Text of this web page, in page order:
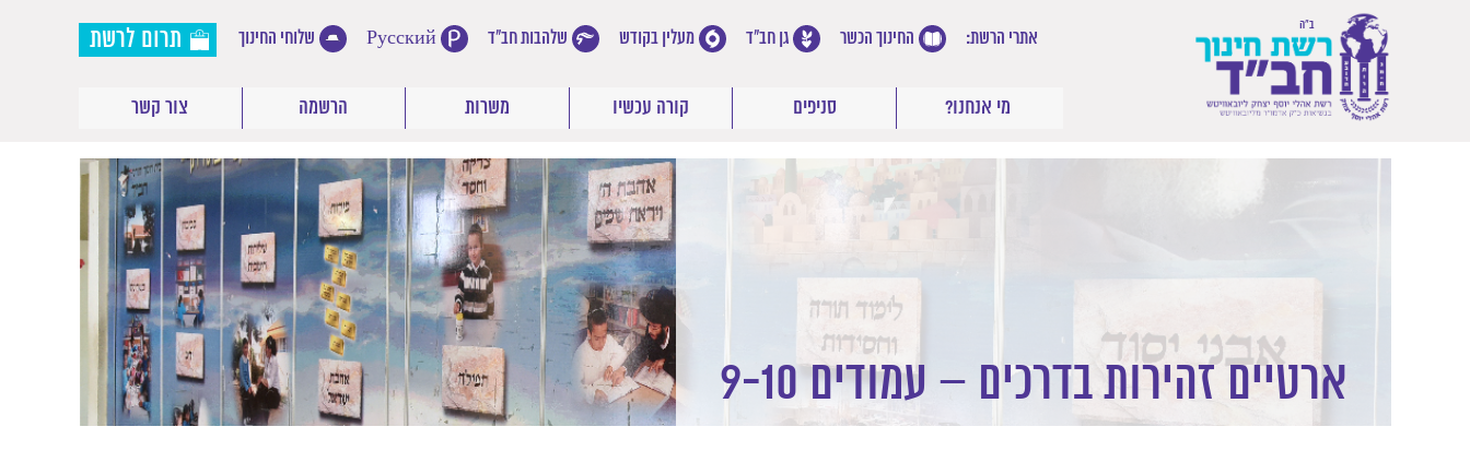
ב"ה
אתרי הרשת: החינוך הכשר גן חב"ד מעלין בקודש שלהבות חב"ד Русский שלוחי החינוך תרום לרשת
מי אנחנו? סניפים קורה עכשיו משרות הרשמה צור קשר
ארטיים זהירות בדרכים – עמודים 9-10